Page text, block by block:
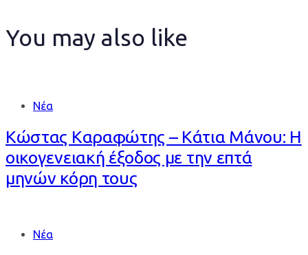
You may also like
Νέα
Κώστας Καραφώτης – Κάτια Μάνου: Η
οικογενειακή έξοδος με την επτά
μηνών κόρη τους
Νέα